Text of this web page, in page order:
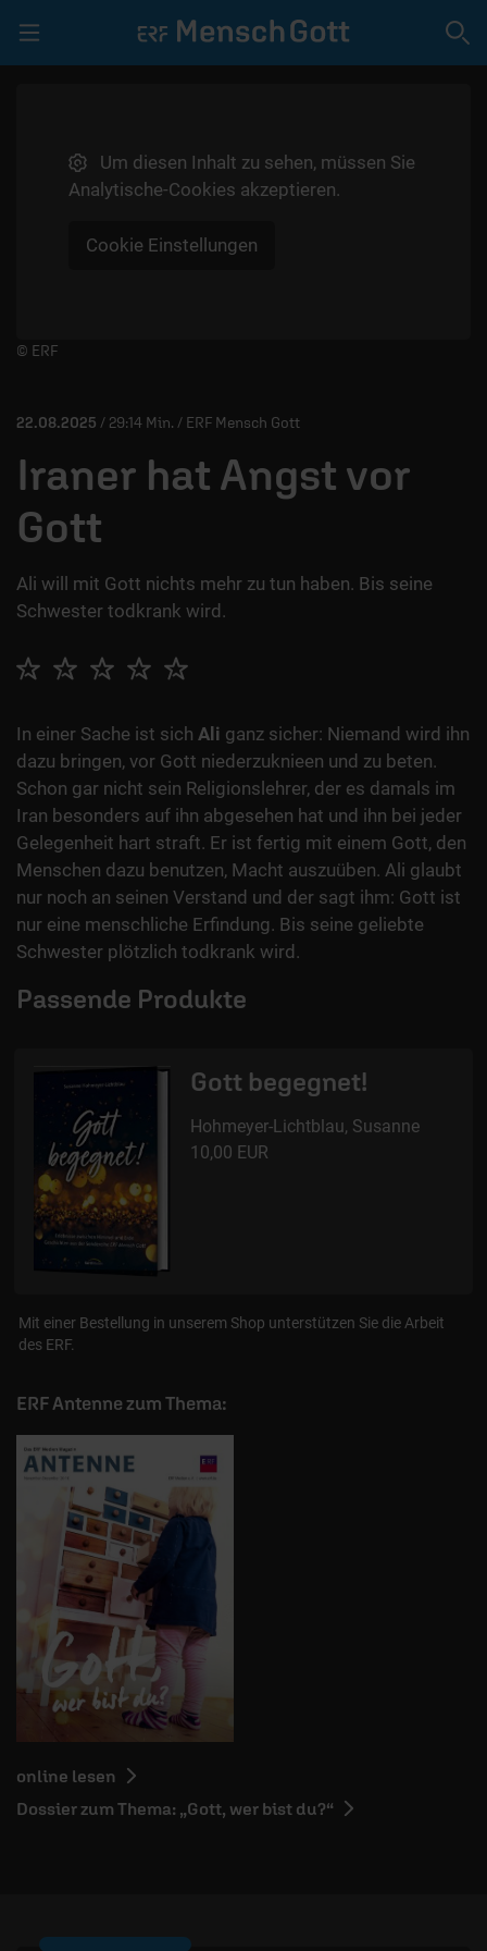
LIVE | GEBET
MITMACHEN
Um diesen Inhalt zu sehen, müssen Sie
Analytische-Cookies akzeptieren.
Cookie Einstellungen
Player starten/anhalten
© ERF
22.08.2025 / 29:14 Min. / ERF Mensch Gott
Iraner hat Angst vor
Gott
Ali will mit Gott nichts mehr zu tun haben. Bis seine
Schwester todkrank wird.
In einer Sache ist sich Ali ganz sicher: Niemand wird ihn
dazu bringen, vor Gott niederzuknieen und zu beten.
Schon gar nicht sein Religionslehrer, der es damals im
Iran besonders auf ihn abgesehen hat und ihn bei jeder
Gelegenheit hart straft. Er ist fertig mit einem Gott, den
Menschen dazu benutzen, Macht auszuüben. Ali glaubt
nur noch an seinen Verstand und der sagt ihm: Gott ist
nur eine menschliche Erfindung. Bis seine geliebte
Schwester plötzlich todkrank wird.
Passende Produkte
Gott begegnet!
Hohmeyer-Lichtblau, Susanne
10,00 EUR
Mit einer Bestellung in unserem Shop unterstützen Sie die Arbeit
des ERF.
ERF Antenne zum Thema:
online lesen
Dossier zum Thema: „Gott, wer bist du?“